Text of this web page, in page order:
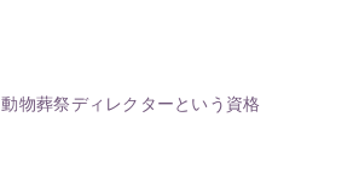
動物葬祭ディレクターという資格